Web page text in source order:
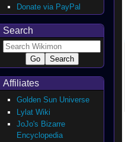
Donate via PayPal
Search
Affiliates
Golden Sun Universe
Lylat Wiki
JoJo's Bizarre
Encyclopedia